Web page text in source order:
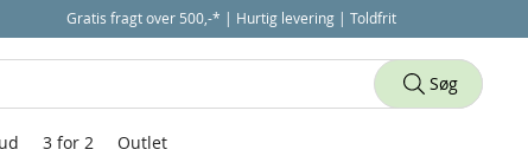
Gratis fragt over 500,-* | Hurtig levering | Toldfrit
Søg
3 for 2 Outlet